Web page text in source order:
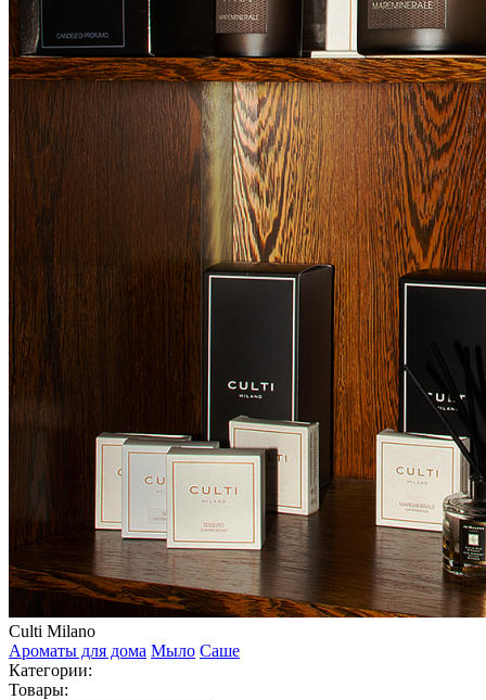
Culti Milano
Ароматы для дома Мыло Саше
Категории:
Товары: